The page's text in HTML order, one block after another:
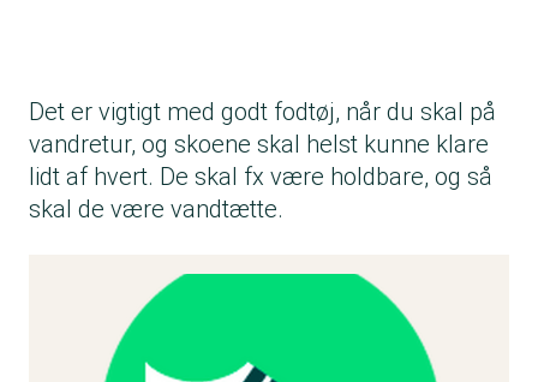
Det er vigtigt med godt fodtøj, når du skal på
vandretur, og skoene skal helst kunne klare
lidt af hvert. De skal fx være holdbare, og så
skal de være vandtætte.